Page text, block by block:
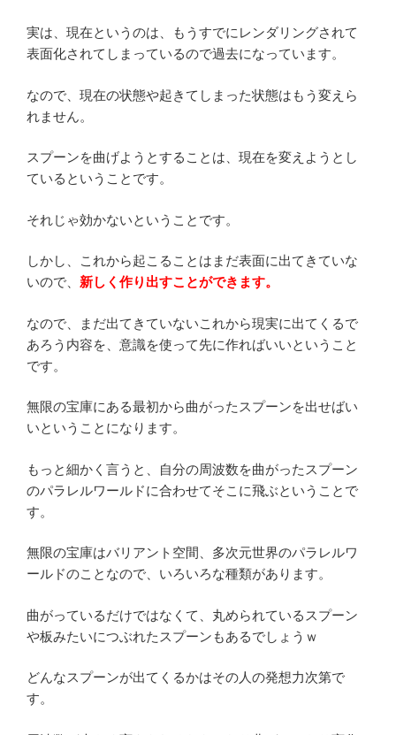
実は、現在というのは、もうすでにレンダリングされて
表面化されてしまっているので過去になっています。
なので、現在の状態や起きてしまった状態はもう変えら
れません。
スプーンを曲げようとすることは、現在を変えようとし
ているということです。
それじゃ効かないということです。
しかし、これから起こることはまだ表面に出てきていな
いので、 新しく作り出すことができます。
なので、まだ出てきていないこれから現実に出てくるで
あろう内容を、意識を使って先に作ればいいということ
です。
無限の宝庫にある最初から曲がったスプーンを出せばい
いということになります。
もっと細かく言うと、自分の周波数を曲がったスプーン
のパラレルワールドに合わせてそこに飛ぶということで
す。
無限の宝庫はバリアント空間、多次元世界のパラレルワ
ールドのことなので、いろいろな種類があります。
曲がっているだけではなくて、丸められているスプーン
や板みたいにつぶれたスプーンもあるでしょうｗ
どんなスプーンが出てくるかはその人の発想力次第で
す。